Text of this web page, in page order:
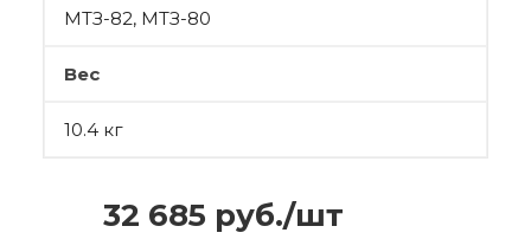
МТЗ-82, МТЗ-80
Вес
10.4 кг
32 685 руб./шт